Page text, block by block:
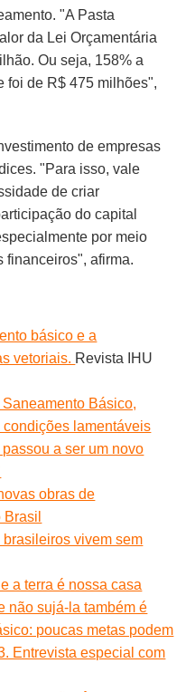
"A Pasta
da Lei Orçamentária
Ou seja, 158% a
foi de R$ 475 milhões",
de empresas
"Para isso, vale
de criar
do capital
por meio
financeiros", afirma.
básico e a
vetoriais. Revista IHU
Básico,
lamentáveis
a ser um novo
obras de
vivem sem
a terra é nossa casa
não sujá-la também é
poucas metas podem
Entrevista especial com